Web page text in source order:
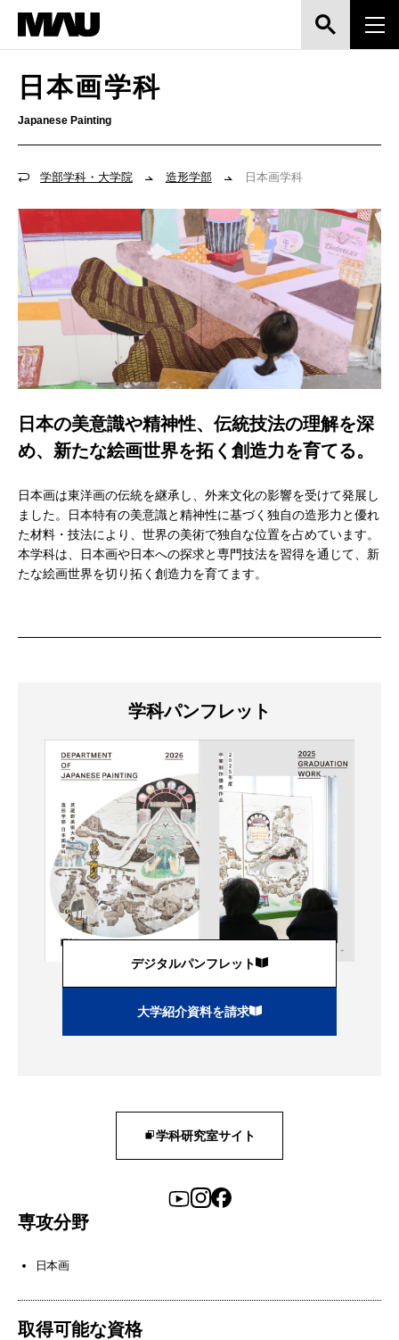
学部学科・大学院 造形学部 日本画学科
日本画学科
Japanese Painting
日本の美意識や精神性、伝統技法の理解を深
め、新たな絵画世界を拓く創造力を育てる。
日本画は東洋画の伝統を継承し、外来文化の影響を受けて発展し
ました。日本特有の美意識と精神性に基づく独自の造形力と優れ
た材料・技法により、世界の美術で独自な位置を占めています。
本学科は、日本画や日本への探求と専門技法を習得を通じて、新
たな絵画世界を切り拓く創造力を育てます。
学科パンフレット
デジタルパンフレット
大学紹介資料を請求
学科研究室サイト
専攻分野
日本画
取得可能な資格